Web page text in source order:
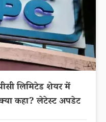
लिमिटेड शेयर में
कहा? लेटेस्ट अपडेट